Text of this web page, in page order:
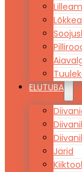
ELUTUBA
Järid